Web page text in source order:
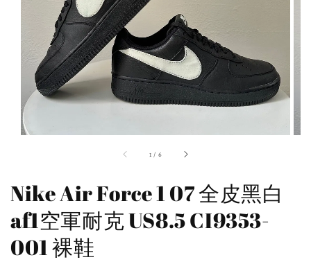
1 / 6
Nike Air Force 1 07 全皮黑白
af1空軍耐克 US8.5 CI9353-
001 裸鞋